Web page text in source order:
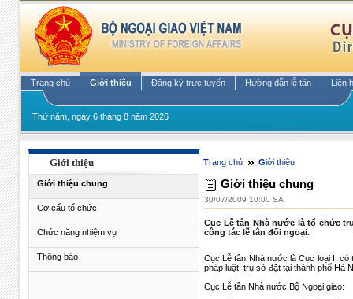
Trang chủ Giới thiệu Đăng ký trực tuyến Hướng dẫn lễ tân Liên
Thứ năm, ngày 6 tháng 8 năm 2026
Giới thiệu
Giới thiệu chung
Cơ cấu tổ chức
Chức năng nhiệm vụ
Thông báo
Trang chủ Giới thiệu
Giới thiệu chung
30/07/2009 10:00 SA
Cục Lễ tân Nhà nước là tổ chức
công tác lễ tân đối ngoại.
Cục Lễ tân Nhà nước là Cục loại I,
pháp luật, trụ sở đặt tại thành phố Hà
Cục Lễ tân Nhà nước Bộ Ngoại giao: